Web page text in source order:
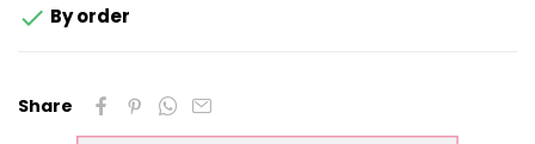
 By order
Share